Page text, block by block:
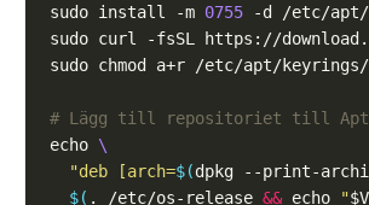
sudo install -m 0755
# Lägg till repositoriet till
echo
"deb [arch=$(dpkg --print-
$( . /etc/os-release && echo "